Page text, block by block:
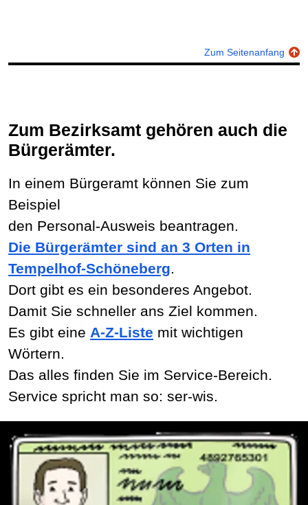
Zum Seitenanfang
Zum Bezirksamt gehören auch die
Bürgerämter.
In einem Bürgeramt können Sie zum
Beispiel
den Personal-Ausweis beantragen.
Die Bürgerämter sind an 3 Orten in
Tempelhof-Schöneberg.
Dort gibt es ein besonderes Angebot.
Damit Sie schneller ans Ziel kommen.
Es gibt eine A-Z-Liste mit wichtigen
Wörtern.
Das alles finden Sie im Service-Bereich.
Service spricht man so: ser-wis.